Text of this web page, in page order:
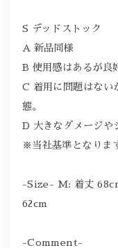
S デッドストック
A 新品同様
B 使用感はあるが良
C 着用に問題はない
態。
D 大きなダメージや
※当社基準となりま
-Size- M: 着丈
62cm
-Comment-